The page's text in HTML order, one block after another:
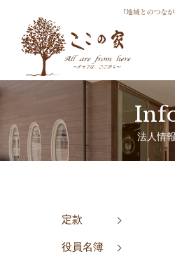
法人情報
定款
役員名簿